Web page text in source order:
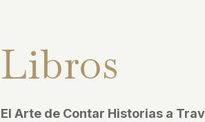
Libros
El Arte de Contar Historias a